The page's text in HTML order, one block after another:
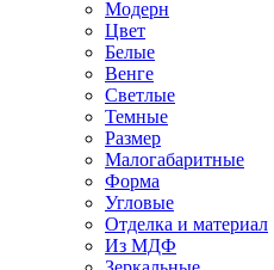
Модерн
Цвет
Белые
Венге
Светлые
Темные
Размер
Малогабаритные
Форма
Угловые
Отделка и материал
Из МДФ